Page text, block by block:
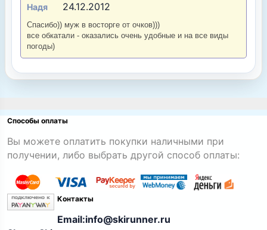
Надя 24.12.2012
Спасибо)) муж в восторге от очков)))
все обкатали - оказались очень удобные и на все виды
погоды)
Способы оплаты
Вы можете оплатить покупки наличными при
получении, либо выбрать другой способ оплаты:
Контакты
Email:info@skirunner.ru